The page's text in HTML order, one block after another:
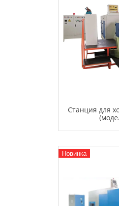
Станция для
Новинка